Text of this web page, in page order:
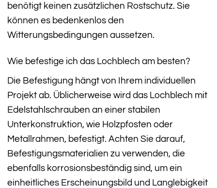
benötigt keinen zusätzlichen Rostschutz. Sie
können es bedenkenlos den
Witterungsbedingungen aussetzen.
Wie befestige ich das Lochblech am besten?
Die Befestigung hängt von Ihrem individuellen
Projekt ab. Üblicherweise wird das Lochblech mit
Edelstahlschrauben an einer stabilen
Unterkonstruktion, wie Holzpfosten oder
Metallrahmen, befestigt. Achten Sie darauf,
Befestigungsmaterialien zu verwenden, die
ebenfalls korrosionsbeständig sind, um ein
einheitliches Erscheinungsbild und Langlebigkeit